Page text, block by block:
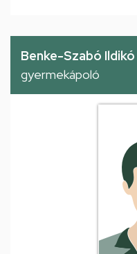
Benke-Szabó Ildikó
gyermekápoló